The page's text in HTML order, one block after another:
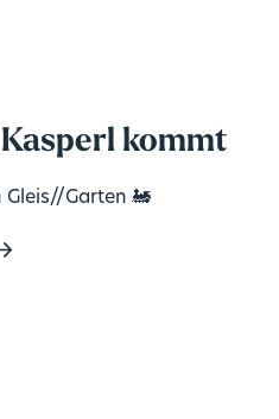
kommt
Gleis//Garten 🚂